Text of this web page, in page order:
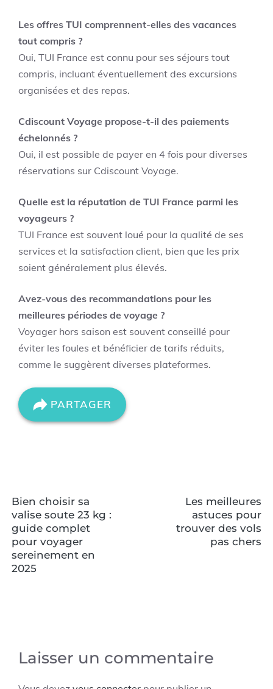
Les offres TUI comprennent-elles des vacances
tout compris ?
Oui, TUI France est connu pour ses séjours tout
compris, incluant éventuellement des excursions
organisées et des repas.
Cdiscount Voyage propose-t-il des paiements
échelonnés ?
Oui, il est possible de payer en 4 fois pour diverses
réservations sur Cdiscount Voyage.
Quelle est la réputation de TUI France parmi les
voyageurs ?
TUI France est souvent loué pour la qualité de ses
services et la satisfaction client, bien que les prix
soient généralement plus élevés.
Avez-vous des recommandations pour les
meilleures périodes de voyage ?
Voyager hors saison est souvent conseillé pour
éviter les foules et bénéficier de tarifs réduits,
comme le suggèrent diverses plateformes.
PARTAGER
Bien choisir sa
valise soute 23 kg :
guide complet
pour voyager
sereinement en
2025
Les meilleures
astuces pour
trouver des vols
pas chers
Laisser un commentaire